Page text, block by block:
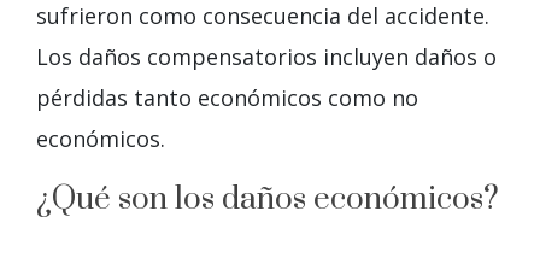
sufrieron como consecuencia del accidente.
Los daños compensatorios incluyen daños o
pérdidas tanto económicos como no
económicos.
¿Qué son los daños económicos?